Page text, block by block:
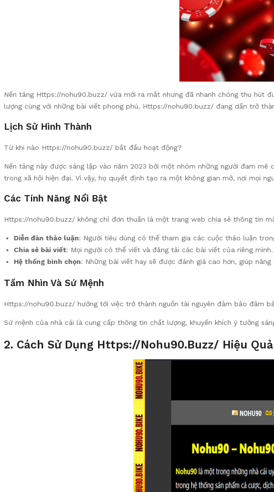
Nền tảng Https://nohu90.buzz/ vừa mới ra mắt nhưng đã nhanh chóng thu hút
lượng cùng với những bài viết phong phú, Https://nohu90.buzz/ đang dần trở
Lịch Sử Hình Thành
Từ khi nào Https://nohu90.buzz/ bắt đầu hoạt động?
Nền tảng này được sáng lập vào năm 2023 bởi một nhóm những người đam
trong xã hội hiện đại. Vì vậy, họ quyết định tạo ra một không gian mở, nơi mọi
Các Tính Năng Nổi Bật
Https://nohu90.buzz/ không chỉ đơn thuần là một trang web chia sẻ thông tin
Diễn đàn thảo luận: Người tiêu dùng có thể tham gia các cuộc thảo luận
Chia sẻ bài viết: Mọi người có thể viết và đăng tải các bài viết của riêng mình.
Hệ thống bình chọn: Những bài viết hay sẽ được đánh giá cao hơn, giúp
Tầm Nhìn Và Sứ Mệnh
Https://nohu90.buzz/ hướng tới việc trở thành nguồn tài nguyên đảm bảo đảm
Sứ mệnh của nhà cái là cung cấp thông tin chất lượng, khuyến khích ý tưởng
2. Cách Sử Dụng Https://nohu90.buzz/ Hiệu Quả